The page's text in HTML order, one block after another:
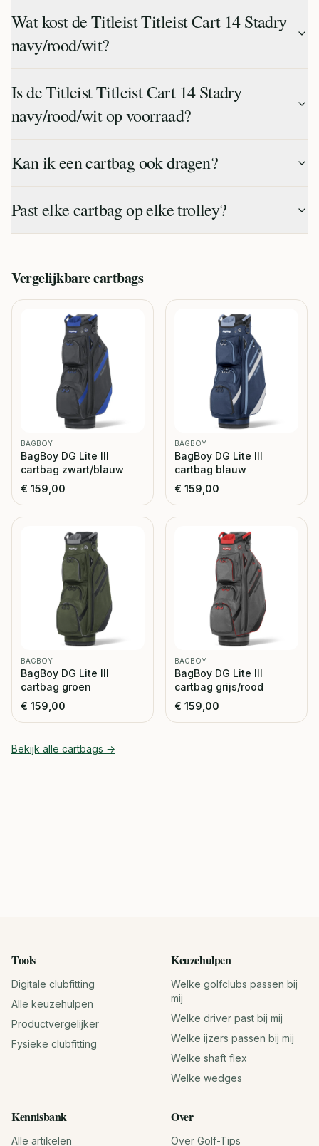
Wat kost de Titleist Titleist Cart 14 Stadry
navy/rood/wit?
Is de Titleist Titleist Cart 14 Stadry
navy/rood/wit op voorraad?
Kan ik een cartbag ook dragen?
Past elke cartbag op elke trolley?
Vergelijkbarecartbags
BAGBOY
BagBoy DG Lite III
cartbag zwart/blauw
€ 159,00
BAGBOY
BagBoy DG Lite III
cartbag blauw
€ 159,00
BAGBOY
BagBoy DG Lite III
cartbag groen
€ 159,00
BAGBOY
BagBoy DG Lite III
cartbag grijs/rood
€ 159,00
Bekijk alle cartbags →
Tools
Digitale clubfitting
Alle keuzehulpen
Productvergelijker
Fysieke clubfitting
Keuzehulpen
Welke golfclubs passen bij
mij
Welke driver past bij mij
Welke ijzers passen bij mij
Welke shaft flex
Welke wedges
Kennisbank
Alle artikelen
Over
Over Golf-Tips